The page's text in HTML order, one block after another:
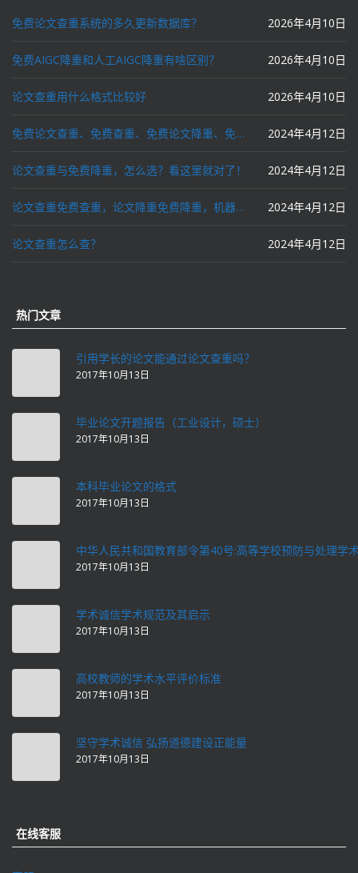
免费论文查重系统的多久更新数据库？ 2026年4月10日
免费AIGC降重和人工AIGC降重有啥区别？ 2026年4月10日
论文查重用什么格式比较好 2026年4月10日
免费论文查重、免费查重、免费论文降重、免费降重、智能降重、一键降重、降低AIGC写作率、AI写论文，这些名词你了解吗？ 2024年4月12日
论文查重与免费降重，怎么选？看这里就对了！ 2024年4月12日
论文查重免费查重，论文降重免费降重，机器降重，人工降重，降低AIGC写作率，ai写论文，都要选论文狗和paperdog以及文思慧达！ 2024年4月12日
论文查重怎么查？ 2024年4月12日
热门文章
引用学长的论文能通过论文查重吗？
2017年10月13日
毕业论文开题报告（工业设计，硕士）
2017年10月13日
本科毕业论文的格式
2017年10月13日
中华人民共和国教育部令第40号:高等学校预防与处理学
2017年10月13日
学术诚信学术规范及其启示
2017年10月13日
高校教师的学术水平评价标准
2017年10月13日
坚守学术诚信 弘扬道德建设正能量
2017年10月13日
在线客服